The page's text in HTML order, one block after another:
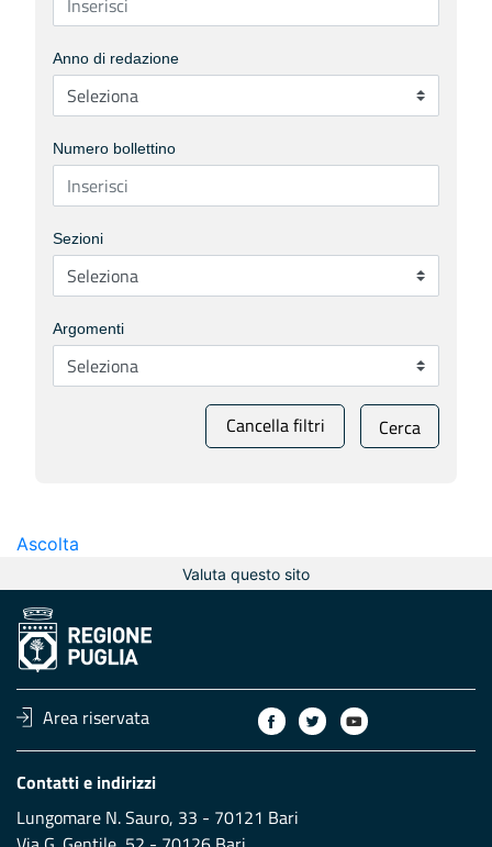
Anno di redazione
Numero bollettino
Sezioni
Argomenti
Cancella filtri Cerca
Ascolta
Valuta questo sito
Area riservata
Contatti e indirizzi
Lungomare N. Sauro, 33 - 70121 Bari